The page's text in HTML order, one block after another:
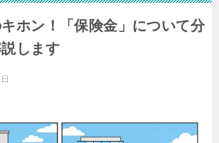
ホン！「保険金」について分
します